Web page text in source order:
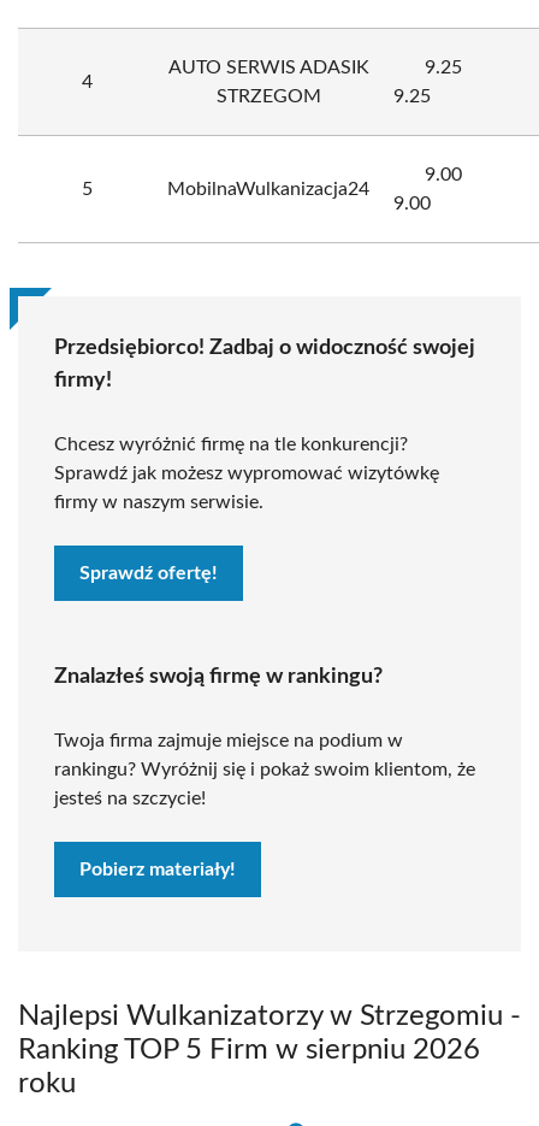
4
AUTO SERWIS ADASIK
STRZEGOM
9.25
9.25
5 MobilnaWulkanizacja24
9.00
9.00
Przedsiębiorco! Zadbaj o widoczność swojej
firmy!
Chcesz wyróżnić firmę na tle konkurencji?
Sprawdź jak możesz wypromować wizytówkę
firmy w naszym serwisie.
Sprawdź ofertę!
Znalazłeś swoją firmę w rankingu?
Twoja firma zajmuje miejsce na podium w
rankingu? Wyróżnij się i pokaż swoim klientom, że
jesteś na szczycie!
Pobierz materiały!
Najlepsi Wulkanizatorzy w Strzegomiu -
Ranking TOP 5 Firm w sierpniu 2026
roku